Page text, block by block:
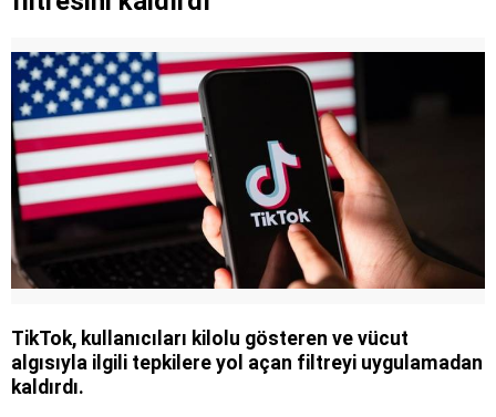
TikTok, kullanıcıları kilolu gösteren ve vücut
algısıyla ilgili tepkilere yol açan filtreyi uygulamadan
kaldırdı.